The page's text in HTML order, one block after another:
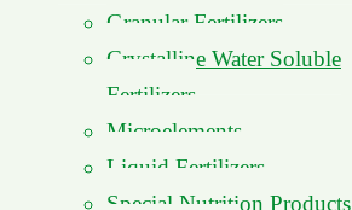
menu
Granular Fertilizers
Crystalline Water Soluble
Fertilizers
Microelements
Liquid Fertilizers
Special Nutrition Products